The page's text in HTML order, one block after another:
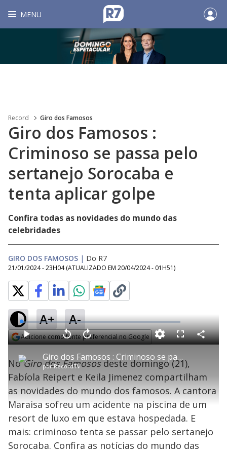
MENU
Record Giro dos Famosos
Giro dos Famosos :
Criminoso se passa pelo
sertanejo Sorocaba e
tenta aplicar golpe
Confira todas as novidades do mundo das
celebridades
GIRO DOS FAMOSOS | Do R7
21/01/2024 - 23H04 (ATUALIZADO EM 20/04/2024 - 01H51)
A+ A-
Adicione como fonte preferencial no Google
P
l
a
Giro dos Famosos : Criminoso se passa pelo sertanejo Sorocaba e tenta aplicar golpe
porRecordTV
P V
t
a
r
0
e
g
n
d
s
A
n
ç
a
r
1
s
e
u
n
o
L
o
a
d
e
:
2
.
0
7
%
F
l
s
r
e
n
C
o
i
a
NoGiro dos Famososdeste domingo (21),
Fabíola Reipert e Keila Jimenez compartilham
as novidades do mundo dos famosos. A cantora
Maraisa sofreu um acidente na piscina de um
resort de luxo em que estava hospedada. E
mais: criminoso tenta se passar pelo sertanejo
Sorocaba. Confira as notícias do mundo das